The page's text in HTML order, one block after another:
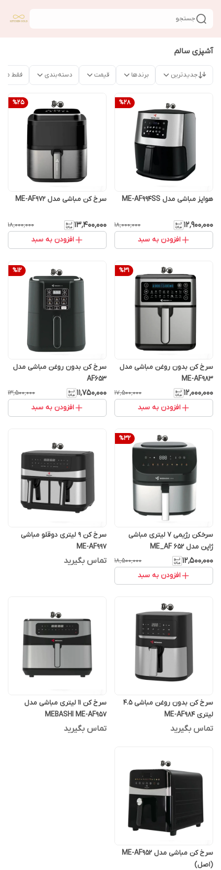
جستجو
آشپزی سالم
جدیدترین برندها قیمت دسته‌بندی فقط
%28
هواپز مباشی مدل ME-AF994SS
۱۲٬۹۰۰٬۰۰۰ ۱۸٬۰۰۰٬۰۰۰
افزودن به سبد
%25
سرخ کن مباشی مدل ME-AF972
۱۳٬۴۰۰٬۰۰۰ ۱۸٬۰۰۰٬۰۰۰
افزودن به سبد
%31
سرخ کن بدون روغن مباشی مدل
ME-AF983
۱۲٬۰۰۰٬۰۰۰ ۱۷٬۵۰۰٬۰۰۰
افزودن به سبد
%12
سرخ کن بدون روغن مباشی مدل
AF653
۱۱٬۷۵۰٬۰۰۰ ۱۳٬۵۰۰٬۰۰۰
افزودن به سبد
%32
سرخکن رژیمی ۷ لیتری مباشی
ژاپن مدل ME_AF 652
۱۲٬۵۰۰٬۰۰۰ ۱۸٬۵۰۰٬۰۰۰
افزودن به سبد
سرخ کن 9 لیتری دوقلو مباشی
ME-AF997
تماس بگیرید
سرخ کن بدون روغن مباشی ۴.۵
لیتری ME-AF984
تماس بگیرید
سرخ کن 11 لیتری مباشی مدل
MEBASHI ME-AF957
تماس بگیرید
سرخ کن مباشی مدل ME-AF952
(اصل)